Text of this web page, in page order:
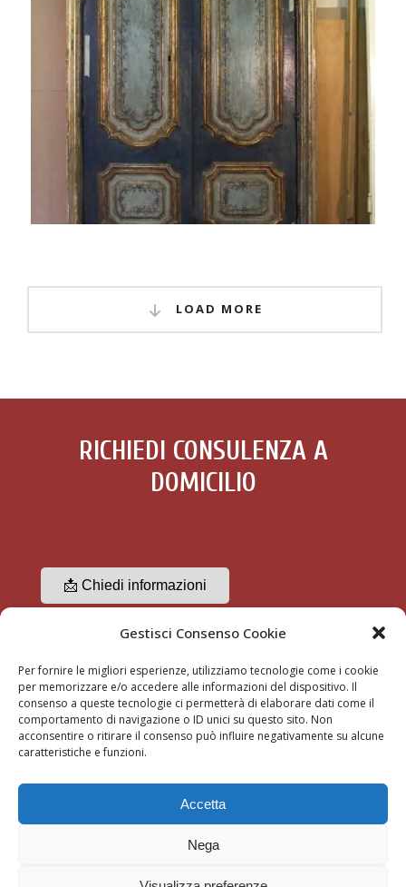
Gestisci Consenso Cookie
Per fornire le migliori esperienze, utilizziamo tecnologie come i cookie
per memorizzare e/o accedere alle informazioni del dispositivo. Il
consenso a queste tecnologie ci permetterà di elaborare dati come il
comportamento di navigazione o ID unici su questo sito. Non
acconsentire o ritirare il consenso può influire negativamente su alcune
caratteristiche e funzioni.
Accetta
Nega
LOAD MORE
RICHIEDI CONSULENZA A
DOMICILIO
📩 Chiedi informazioni
ARREDAMENTI ALTAMURA S.N.C. | All right reserved | P. IVA
06701980150 | Sede legale: 20136 Milano via Conchetta, 8 –
arredamentialtamura@gmail.com | Email PEC:
info@pec.arredamentialtamura.it |Privacy|